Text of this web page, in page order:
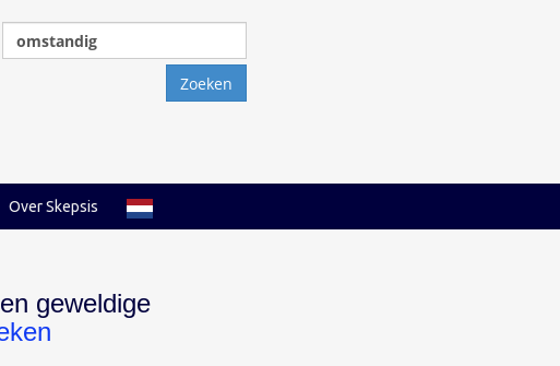
naar:
Over Skepsis
geweldige